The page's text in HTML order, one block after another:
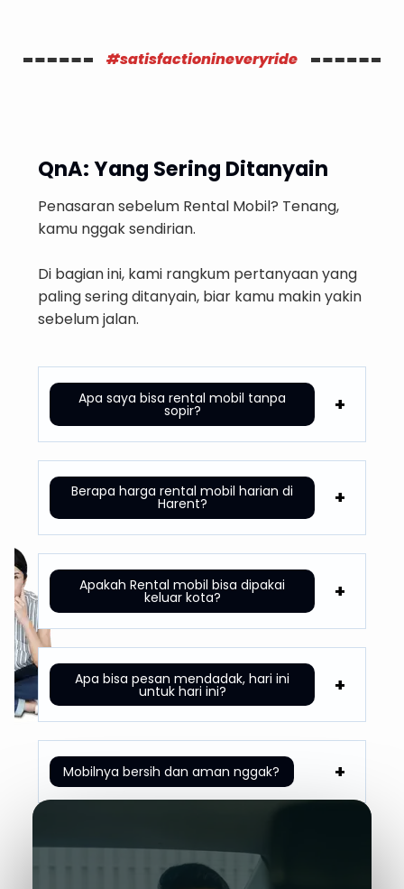
#satisfactionineveryride
QnA: Yang Sering Ditanyain
Penasaran sebelum Rental Mobil? Tenang,
kamu nggak sendirian.
Di bagian ini, kami rangkum pertanyaan yang
paling sering ditanyain, biar kamu makin yakin
sebelum jalan.
Apa saya bisa rental mobil tanpa
sopir?
Berapa harga rental mobil harian di
Harent?
Apakah Rental mobil bisa dipakai
keluar kota?
Apa bisa pesan mendadak, hari ini
untuk hari ini?
Mobilnya bersih dan aman nggak?